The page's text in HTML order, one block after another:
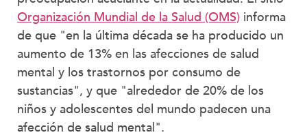
Organización Mundial de la Salud (OMS) informa
de que "en la última década se ha producido un
aumento de 13% en las afecciones de salud
mental y los trastornos por consumo de
sustancias", y que "alrededor de 20% de los
niños y adolescentes del mundo padecen una
afección de salud mental".